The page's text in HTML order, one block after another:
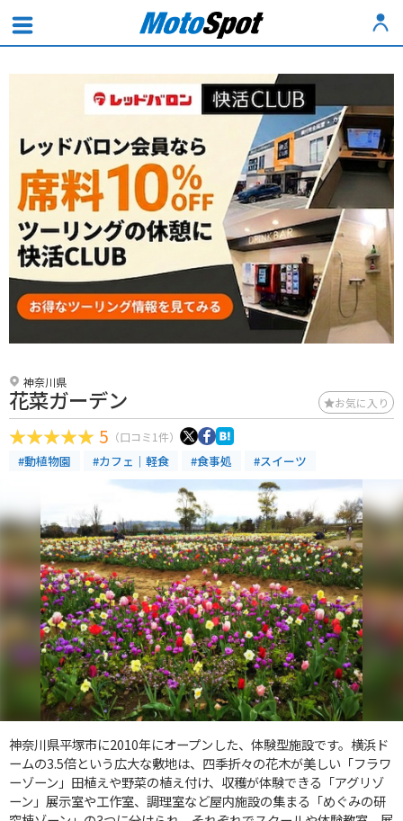
神奈川県
花菜ガーデン お気に入り
5 （口コミ1件）
#動植物園 #カフェ｜軽食 #食事処 #スイーツ
神奈川県平塚市に2010年にオープンした、体験型施設です。横浜ド
ームの3.5倍という広大な敷地は、四季折々の花木が美しい「フラワ
ーゾーン」田植えや野菜の植え付け、収穫が体験できる「アグリゾ
ーン」展示室や工作室、調理室など屋内施設の集まる「めぐみの研